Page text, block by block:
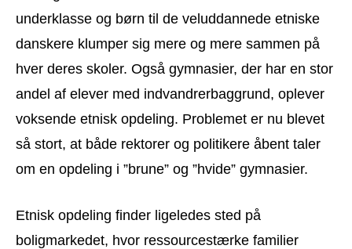
underklasse og børn til de veluddannede etniske
danskere klumper sig mere og mere sammen på
hver deres skoler. Også gymnasier, der har en stor
andel af elever med indvandrerbaggrund, oplever
voksende etnisk opdeling. Problemet er nu blevet
så stort, at både rektorer og politikere åbent taler
om en opdeling i ”brune” og ”hvide” gymnasier.
Etnisk opdeling finder ligeledes sted på
boligmarkedet, hvor ressourcestærke familier